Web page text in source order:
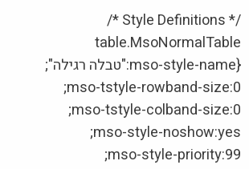
/* Style Definitions */
table.MsoNormalTable
{mso-style-name:"טבלה רגילה";
mso-tstyle-rowband-size:0;
mso-tstyle-colband-size:0;
mso-style-noshow:yes;
mso-style-priority:99;